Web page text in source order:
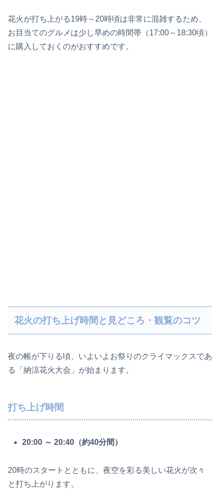
花火が打ち上がる19時～20時頃は非常に混雑するため、
お目当てのグルメは少し早めの時間帯（17:00～18:30頃）
に購入しておくのがおすすめです。
花火の打ち上げ時間と見どころ・観覧のコツ
夜の帳が下りる頃、いよいよお祭りのクライマックスであ
る「納涼花火大会」が始まります。
打ち上げ時間
20:00 ～ 20:40（約40分間）
20時のスタートとともに、夜空を彩る美しい花火が次々
と打ち上がります。